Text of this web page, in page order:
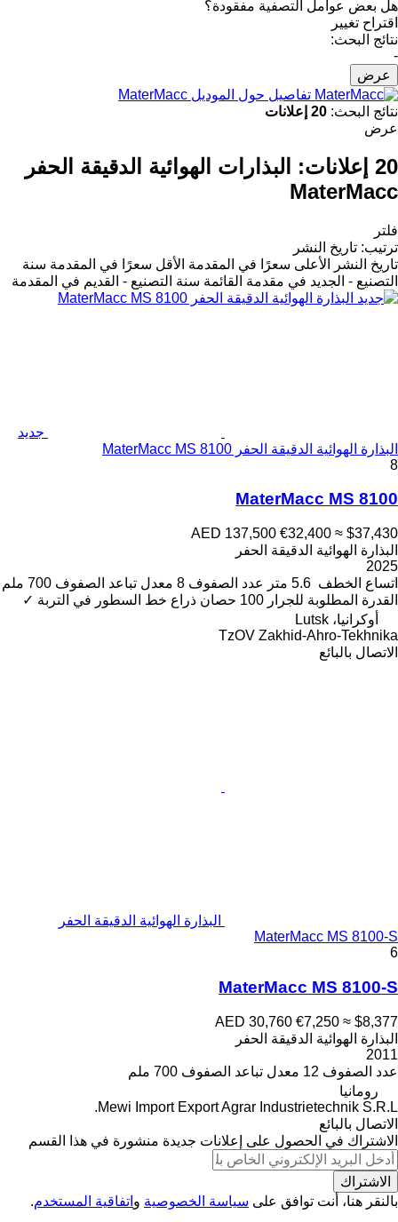
هل بعض عوامل التصفية مفقودة؟
اقتراح تغيير
نتائج البحث:
-
عرض
تفاصيل حول الموديل MaterMacc
نتائج البحث: 20 إعلانات
عرض
20 إعلانات:
البذارات الهوائية الدقيقة الحفر
MaterMacc
فلتر
ترتيب: تاريخ النشر
تاريخ النشر
الأعلى سعرًا في المقدمة الأقل سعرًا في المقدمة سنة
التصنيع - الجديد في مقدمة القائمة سنة التصنيع - القديم في المقدمة
جديد
البذارة الهوائية الدقيقة الحفر MaterMacc MS 8100
8
MaterMacc MS 8100
AED 137,500 €32,400 ≈ $37,430
البذارة الهوائية الدقيقة الحفر
2025
اتساع الخطف 5.6 متر عدد الصفوف 8 معدل تباعد الصفوف 700 ملم
القدرة المطلوبة للجرار 100 حصان ذراع خط السطور في التربة ✓
أوكرانيا، Lutsk
TzOV Zakhid-Ahro-Tekhnika
الاتصال بالبائع
البذارة الهوائية الدقيقة الحفر
MaterMacc MS 8100-S
6
MaterMacc MS 8100-S
AED 30,760 €7,250 ≈ $8,377
البذارة الهوائية الدقيقة الحفر
2011
عدد الصفوف 12 معدل تباعد الصفوف 700 ملم
رومانيا
Mewi Import Export Agrar Industrietechnik S.R.L.
الاتصال بالبائع
الاشتراك في الحصول على إعلانات جديدة منشورة في هذا القسم
الاشتراك
بالنقر هنا، أنت توافق على سياسة الخصوصية و اتفاقية المستخدم.